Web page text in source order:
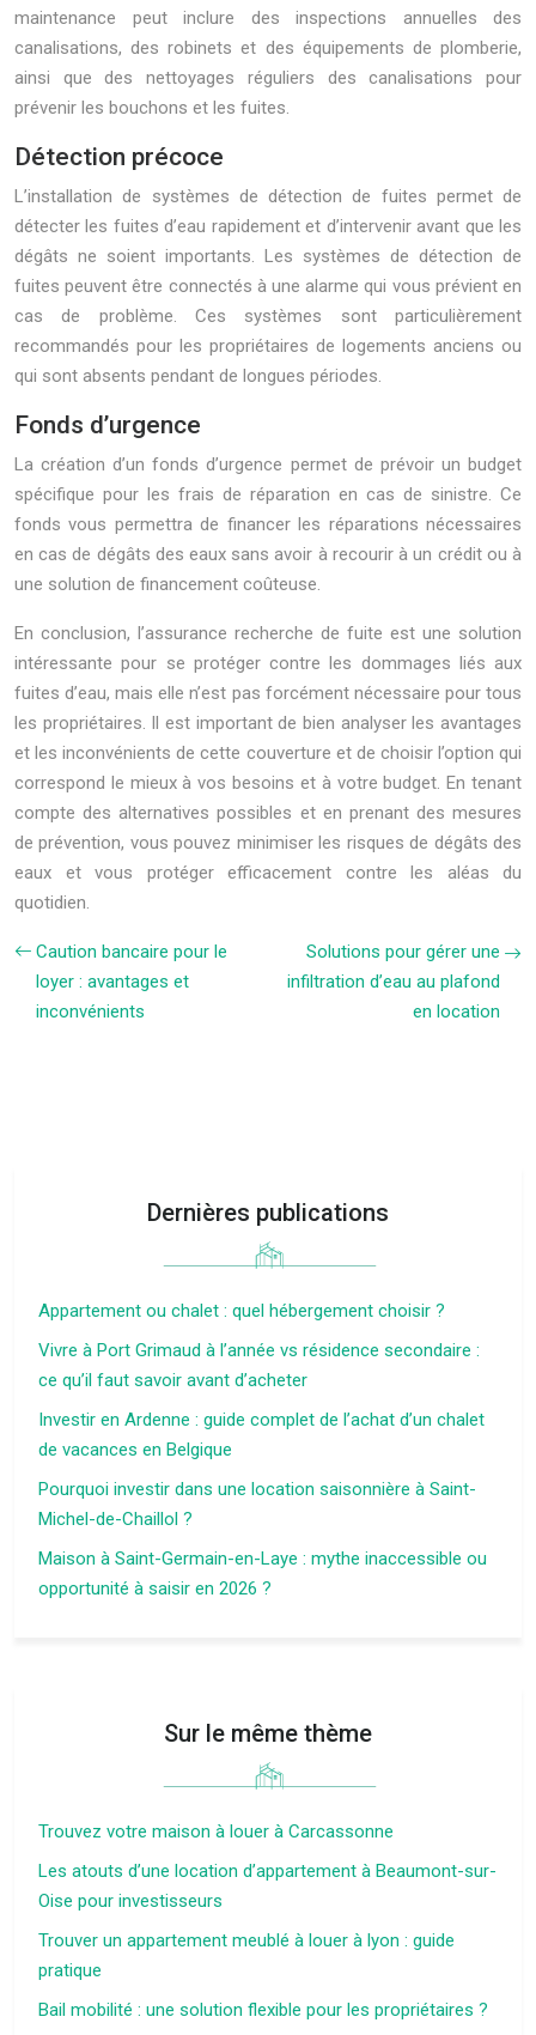
maintenance peut inclure des inspections annuelles des
canalisations, des robinets et des équipements de plomberie,
ainsi que des nettoyages réguliers des canalisations pour
prévenir les bouchons et les fuites.
Détection précoce
L’installation de systèmes de détection de fuites permet de
détecter les fuites d’eau rapidement et d’intervenir avant que les
dégâts ne soient importants. Les systèmes de détection de
fuites peuvent être connectés à une alarme qui vous prévient en
cas de problème. Ces systèmes sont particulièrement
recommandés pour les propriétaires de logements anciens ou
qui sont absents pendant de longues périodes.
Fonds d’urgence
La création d’un fonds d’urgence permet de prévoir un budget
spécifique pour les frais de réparation en cas de sinistre. Ce
fonds vous permettra de financer les réparations nécessaires
en cas de dégâts des eaux sans avoir à recourir à un crédit ou à
une solution de financement coûteuse.
En conclusion, l’assurance recherche de fuite est une solution
intéressante pour se protéger contre les dommages liés aux
fuites d’eau, mais elle n’est pas forcément nécessaire pour tous
les propriétaires. Il est important de bien analyser les avantages
et les inconvénients de cette couverture et de choisir l’option qui
correspond le mieux à vos besoins et à votre budget. En tenant
compte des alternatives possibles et en prenant des mesures
de prévention, vous pouvez minimiser les risques de dégâts des
eaux et vous protéger efficacement contre les aléas du
quotidien.
Caution bancaire pour le
loyer : avantages et
inconvénients
Solutions pour gérer une
infiltration d’eau au plafond
en location
Dernières publications
Appartement ou chalet : quel hébergement choisir ?
Vivre à Port Grimaud à l’année vs résidence secondaire :
ce qu’il faut savoir avant d’acheter
Investir en Ardenne : guide complet de l’achat d’un chalet
de vacances en Belgique
Pourquoi investir dans une location saisonnière à Saint-
Michel-de-Chaillol ?
Maison à Saint-Germain-en-Laye : mythe inaccessible ou
opportunité à saisir en 2026 ?
Sur le même thème
Trouvez votre maison à louer à Carcassonne
Les atouts d’une location d’appartement à Beaumont-sur-
Oise pour investisseurs
Trouver un appartement meublé à louer à lyon : guide
pratique
Bail mobilité : une solution flexible pour les propriétaires ?